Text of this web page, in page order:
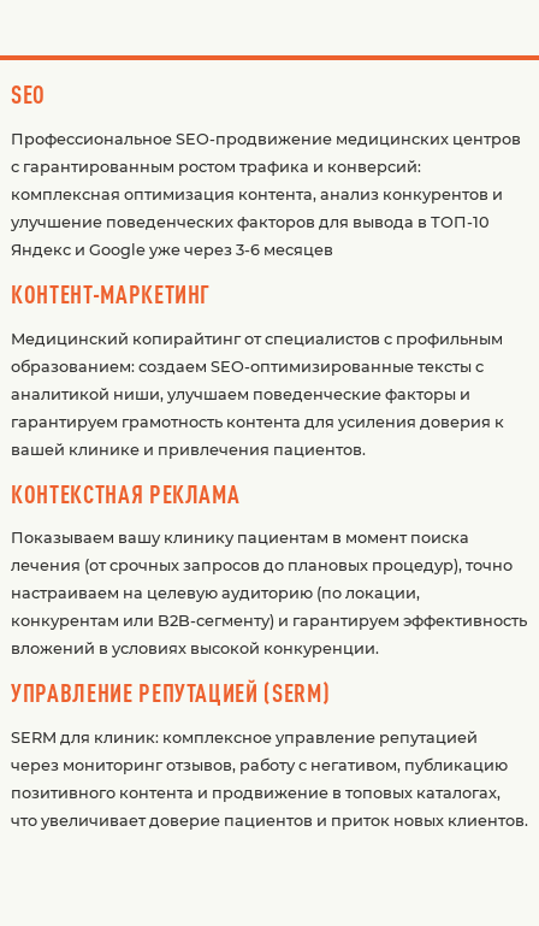
SEO
Профессиональное SEO-продвижение медицинских центров
с гарантированным ростом трафика и конверсий:
комплексная оптимизация контента, анализ конкурентов и
улучшение поведенческих факторов для вывода в ТОП-10
Яндекс и Google уже через 3-6 месяцев
КОНТЕНТ-МАРКЕТИНГ
Медицинский копирайтинг от специалистов с профильным
образованием: создаем SEO-оптимизированные тексты с
аналитикой ниши, улучшаем поведенческие факторы и
гарантируем грамотность контента для усиления доверия к
вашей клинике и привлечения пациентов.
КОНТЕКСТНАЯ РЕКЛАМА
Показываем вашу клинику пациентам в момент поиска
лечения (от срочных запросов до плановых процедур), точно
настраиваем на целевую аудиторию (по локации,
конкурентам или B2B-сегменту) и гарантируем эффективность
вложений в условиях высокой конкуренции.
УПРАВЛЕНИЕ РЕПУТАЦИЕЙ (SERM)
SERM для клиник: комплексное управление репутацией
через мониторинг отзывов, работу с негативом, публикацию
позитивного контента и продвижение в топовых каталогах,
что увеличивает доверие пациентов и приток новых клиентов.